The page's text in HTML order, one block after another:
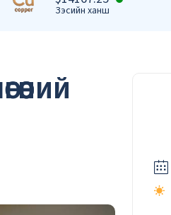
Зэсийн ханш